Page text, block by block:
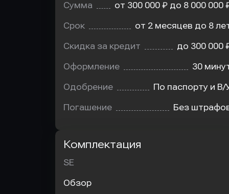
Сумма от 300 000 ₽ до 8 000 000
Срок от 2 месяцев до 8
Скидка за кредит до 300 000
Оформление 30
Одобрение По паспорту и В/
Погашение Без
Комплектация
SE
Обзор